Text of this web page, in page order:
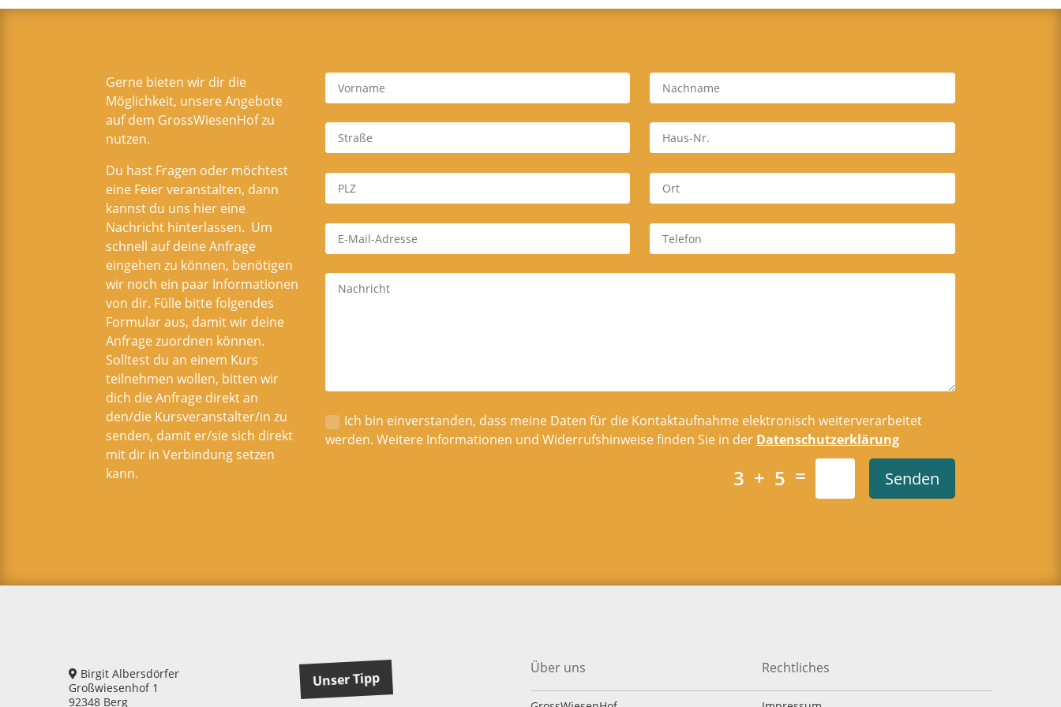
Gerne bieten wir dir die
Möglichkeit, unsere Angebote
auf dem GrossWiesenHof zu
nutzen.
Du hast Fragen oder möchtest
eine Feier veranstalten, dann
kannst du uns hier eine
Nachricht hinterlassen. Um
schnell auf deine Anfrage
eingehen zu können, benötigen
wir noch ein paar Informationen
von dir. Fülle bitte folgendes
Formular aus, damit wir deine
Anfrage zuordnen können.
Solltest du an einem Kurs
teilnehmen wollen, bitten wir
dich die Anfrage direkt an
den/die Kursveranstalter/in zu
senden, damit er/sie sich direkt
mit dir in Verbindung setzen
kann.
Ich bin einverstanden, dass meine Daten für die Kontaktaufnahme elektronisch weiterverarbeitet
werden. Weitere Informationen und Widerrufshinweise finden Sie in der Datenschutzerklärung
3 + 5 = Senden
Birgit Albersdörfer
Großwiesenhof 1
92348 Berg
Unser Tipp
Über uns Rechtliches